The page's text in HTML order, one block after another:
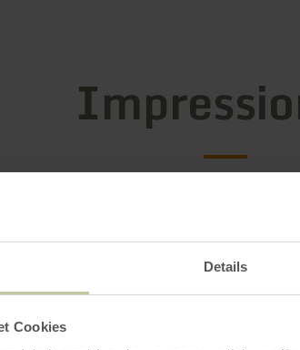
Details
Cookies